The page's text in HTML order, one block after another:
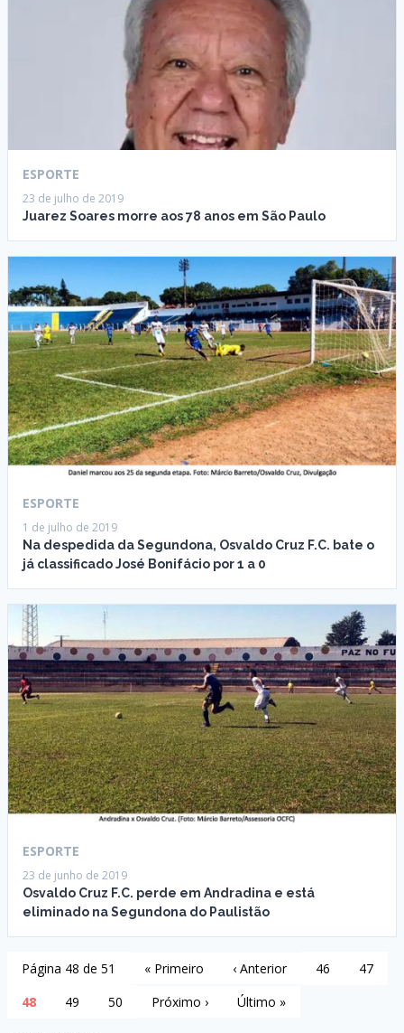
ESPORTE
23 de julho de 2019
Juarez Soares morre aos 78 anos em São Paulo
ESPORTE
1 de julho de 2019
Na despedida da Segundona, Osvaldo Cruz F.C. bate o
já classificado José Bonifácio por 1 a 0
ESPORTE
23 de junho de 2019
Osvaldo Cruz F.C. perde em Andradina e está
eliminado na Segundona do Paulistão
Página 48 de 51 « Primeiro ‹ Anterior 46
47
48
49 50 Próximo › Último »